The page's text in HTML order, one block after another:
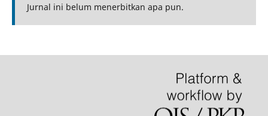
Jurnal ini belum menerbitkan apa pun.